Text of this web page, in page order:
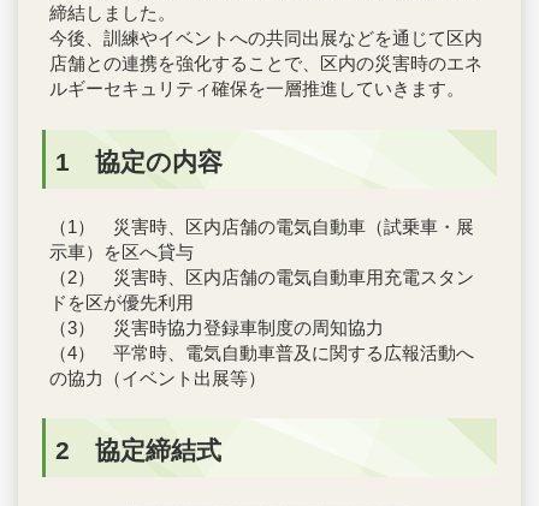
締結しました。
今後、訓練やイベントへの共同出展などを通じて区内
店舗との連携を強化することで、区内の災害時のエネ
ルギーセキュリティ確保を一層推進していきます。
1 協定の内容
（1） 災害時、区内店舗の電気自動車（試乗車・展
示車）を区へ貸与
（2） 災害時、区内店舗の電気自動車用充電スタン
ドを区が優先利用
（3） 災害時協力登録車制度の周知協力
（4） 平常時、電気自動車普及に関する広報活動へ
の協力（イベント出展等）
2 協定締結式